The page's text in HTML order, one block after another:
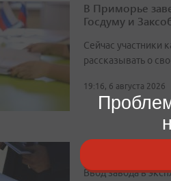
В Приморье
Госдуму и
Сейчас участники
рассказывать о
19:16, 6 августа 2026
Путин лично
Ввод завода в